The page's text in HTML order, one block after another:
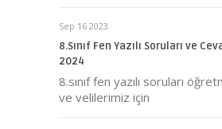
Sep 16 2023
8.Sınıf Fen Yazılı Soruları ve
2024
8.sınıf fen yazılı soruları
ve velilerimiz için